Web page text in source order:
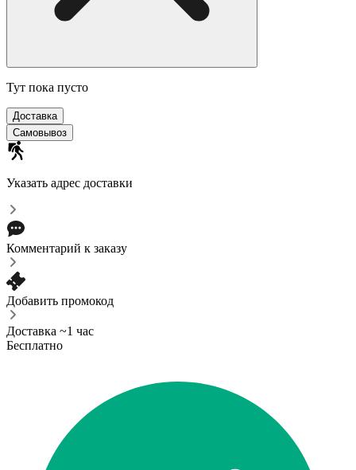
Тут пока пусто
Доставка
Самовывоз
Указать адрес доставки
Комментарий к заказу
Добавить промокод
Доставка ~1 час
Бесплатно